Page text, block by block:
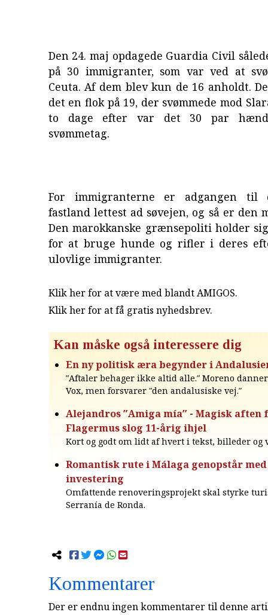
Den 24. maj opdagede Guardia Civil
på 30 immigranter, som var ved at
Ceuta. Af dem blev kun de 16 anholdt.
det en flok på 19, der svømmede mod
to dage efter var det 30 par
svømmetag.
For immigranterne er adgangen til
fastland lettest ad søvejen, og så er den
Den marokkanske grænsepoliti holder
for at bruge hunde og rifler i deres
ulovlige immigranter.
Klik her for at være med blandt AMIGOS.
Klik her for at få gratis nyhedsbrev.
Kan måske også interessere dig
En ny politisk æra begynder i
″Aftaler behager ikke altid alle.″ Moreno
Vox, men forsvarer ″den andalusiske vej.″
Alejandros ″Amiga mía″ - Magisk aften
Flagermus slog 11-årig ihjel
Kort og godt om lidt af hvert i tekst, billeder og
Romantisk rute i Málaga genopstår
investering
Omfattende renoveringsprojekt skal styrke
Serranía de Ronda.
Kommentarer
Der er endnu ingen kommentarer til denne